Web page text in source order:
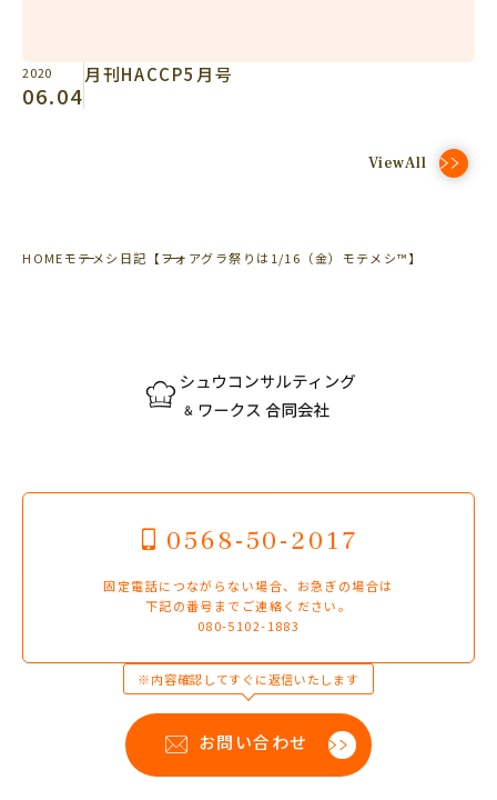
2020
06.04
月刊HACCP5月号
ViewAll
HOMEモテメシ日記 【フォアグラ祭りは1/16（金）モテメシ™】
0568-50-2017
固定電話につながらない場合、お急ぎの場合は
下記の番号までご連絡ください。
080-5102-1883
※内容確認してすぐに返信いたします
お問い合わせ